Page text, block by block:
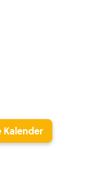
Kalender